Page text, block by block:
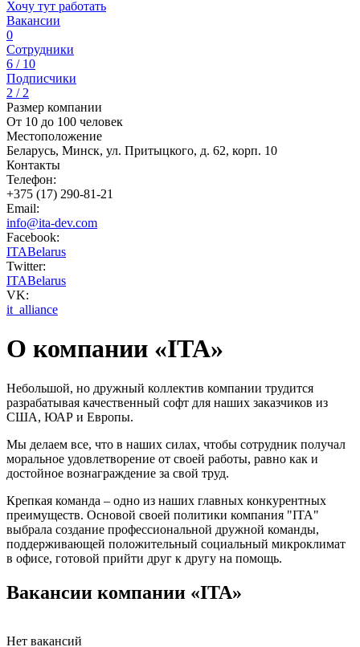
Хочу тут работать
Вакансии
0
Сотрудники
6 / 10
Подписчики
2 / 2
Размер компании
От 10 до 100 человек
Местоположение
Беларусь, Минск, ул. Притыцкого, д. 62, корп. 10
Контакты
Телефон:
+375 (17) 290-81-21
Email:
info@ita-dev.com
Facebook:
ITABelarus
Twitter:
ITABelarus
VK:
it_alliance
О компании «ITA»
Небольшой, но дружный коллектив компании трудится
разрабатывая качественный софт для наших заказчиков из
США, ЮАР и Европы.
Мы делаем все, что в наших силах, чтобы сотрудник получал
моральное удовлетворение от своей работы, равно как и
достойное вознаграждение за свой труд.
Крепкая команда – одно из наших главных конкурентных
преимуществ. Основой своей политики компания "ITA"
выбрала создание профессиональной дружной команды,
поддерживающей положительный социальный микроклимат
в офисе, готовой прийти друг к другу на помощь.
Вакансии компании «ITA»
Нет вакансий